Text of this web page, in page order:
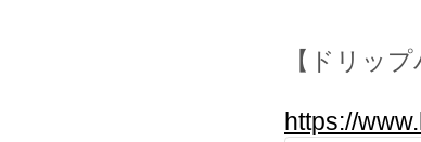
【ドリップ
https://